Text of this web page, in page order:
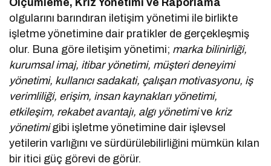
Ölçümleme, Kriz Yönetimi ve Raporlama
olgularını barındıran iletişim yönetimi ile birlikte
işletme yönetimine dair pratikler de gerçekleşmiş
olur. Buna göre iletişim yönetimi; marka bilinirliği,
kurumsal imaj, itibar yönetimi, müşteri deneyimi
yönetimi, kullanıcı sadakati, çalışan motivasyonu, iş
verimliliği, erişim, insan kaynakları yönetimi,
etkileşim, rekabet avantajı, algı yönetimive kriz
yönetimigibi işletme yönetimine dair işlevsel
yetilerin varlığını ve sürdürülebilirliğini mümkün kılan
bir itici güç görevi de görür.